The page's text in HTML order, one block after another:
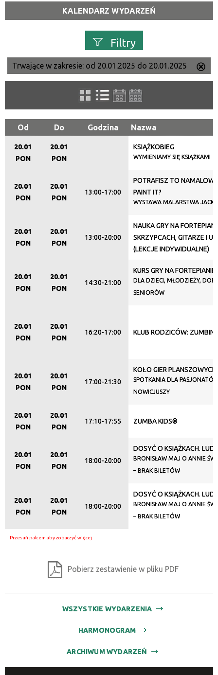
KALENDARZ WYDARZEŃ
Filtry
Szukana fraza
Kategoria
Trwające w zakresie
Miejsce
Organizator
Trwające w zakresie: od 20.01.2025 do 20.01.2025
ten
Od Do Godzina Nazwa
20.01
PON
20.01
PON
KSIĄŻKOBIEG
WYMIENIAMY SIĘ KSIĄŻKAMI
20.01
PON
20.01
PON
13:00-17:00
POTRAFISZ TO
PAINT IT?
WYSTAWA MALARSTWA
20.01
PON
20.01
PON
13:00-20:00
NAUKA GRY NA
SKRZYPCACH, GITARZE I
(LEKCJE INDYWIDUALNE)
20.01
PON
20.01
PON
14:30-21:00
KURS GRY NA FORTEPIANIE
DLA DZIECI, MŁODZIEŻY,
SENIORÓW
20.01
PON
20.01
PON
16:20-17:00 KLUB RODZICÓW:
20.01
PON
20.01
PON
17:00-21:30
KOŁO GIER PLANSZOWYCH
SPOTKANIA DLA
NOWICJUSZY
20.01
PON
20.01
PON
17:10-17:55 ZUMBA KIDS®
20.01
PON
20.01
PON
18:00-20:00
DOSYĆ O KSIĄŻKACH.
BRONISŁAW MAJ O ANNIE
– BRAK BILETÓW
20.01
PON
20.01
PON
18:00-20:00
DOSYĆ O KSIĄŻKACH.
BRONISŁAW MAJ O ANNIE
– BRAK BILETÓW
Pobierz zestawienie w pliku PDF
WSZYSTKIE WYDARZENIA
HARMONOGRAM
ARCHIWUM WYDARZEŃ